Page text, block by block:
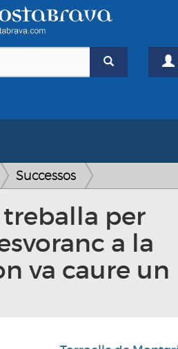
Successos
per
a la
va caure un